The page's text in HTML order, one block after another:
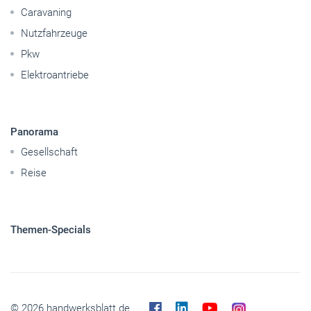
Caravaning
Nutzfahrzeuge
Pkw
Elektroantriebe
Panorama
Gesellschaft
Reise
Themen-Specials
© 2026 handwerksblatt.de